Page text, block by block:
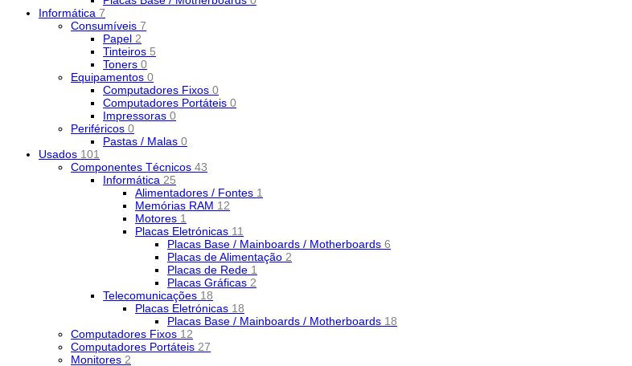
Informática 7
Consumíveis 7
Papel 2
Tinteiros 5
Toners 0
Equipamentos 0
Computadores Fixos 0
Computadores Portáteis 0
Impressoras 0
Periféricos 0
Pastas / Malas 0
Usados 101
Componentes Técnicos 43
Informática 25
Alimentadores / Fontes 1
Memórias RAM 12
Motores 1
Placas Eletrónicas 11
Placas Base / Mainboards / Motherboards 6
Placas de Alimentação 2
Placas de Rede 1
Placas Gráficas 2
Telecomunicações 18
Placas Eletrónicas 18
Placas Base / Mainboards / Motherboards 18
Computadores Fixos 12
Computadores Portáteis 27
Monitores 2